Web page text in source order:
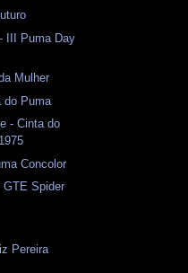
III Puma Day
Mulher
do Puma
- Cinta do
Concolor
GTE Spider
Pereira